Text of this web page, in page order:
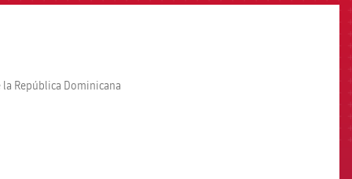
República Dominicana